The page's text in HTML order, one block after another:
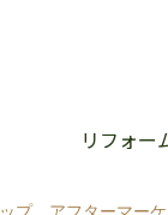
リフォー